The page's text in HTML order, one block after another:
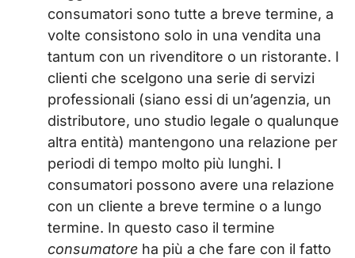
consumatori sono tutte a breve termine, a
volte consistono solo in una vendita una
tantum con un rivenditore o un ristorante. I
clienti che scelgono una serie di servizi
professionali (siano essi di un’agenzia, un
distributore, uno studio legale o qualunque
altra entità) mantengono una relazione per
periodi di tempo molto più lunghi. I
consumatori possono avere una relazione
con un cliente a breve termine o a lungo
termine. In questo caso il termine
consumatore ha più a che fare con il fatto